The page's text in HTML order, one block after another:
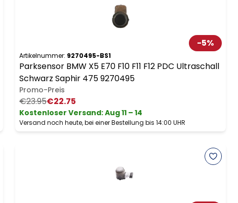
-5%
Artikelnummer: 9270495-BS1
Parksensor BMW X5 E70 F10 F11 F12 PDC Ultraschall
Schwarz Saphir 475 9270495
Promo-Preis
€23.95€22.75
Kostenloser Versand:Aug 11 – 14
Versand noch heute, bei einer Bestellung bis 14:00 UHR